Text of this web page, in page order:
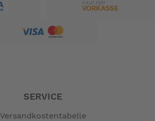
SERVICE
Versandkostentabelle